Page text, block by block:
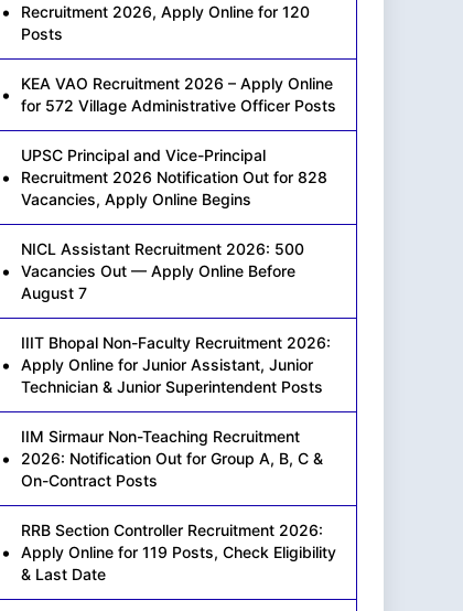
Recruitment 2026, Apply Online for 120
Posts
KEA VAO Recruitment 2026 – Apply Online
for 572 Village Administrative Officer Posts
UPSC Principal and Vice-Principal
Recruitment 2026 Notification Out for 828
Vacancies, Apply Online Begins
NICL Assistant Recruitment 2026: 500
Vacancies Out — Apply Online Before
August 7
IIIT Bhopal Non-Faculty Recruitment 2026:
Apply Online for Junior Assistant, Junior
Technician & Junior Superintendent Posts
IIM Sirmaur Non-Teaching Recruitment
2026: Notification Out for Group A, B, C &
On-Contract Posts
RRB Section Controller Recruitment 2026:
Apply Online for 119 Posts, Check Eligibility
& Last Date